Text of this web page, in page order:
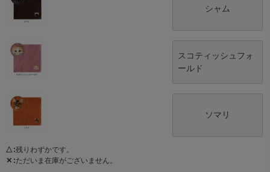
シャム
スコティッシュフォ
ールド
ソマリ
△ 残りわずかです。
✕ ただいま在庫がございません。